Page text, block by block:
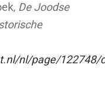
De Joodse
nl/page/122748/